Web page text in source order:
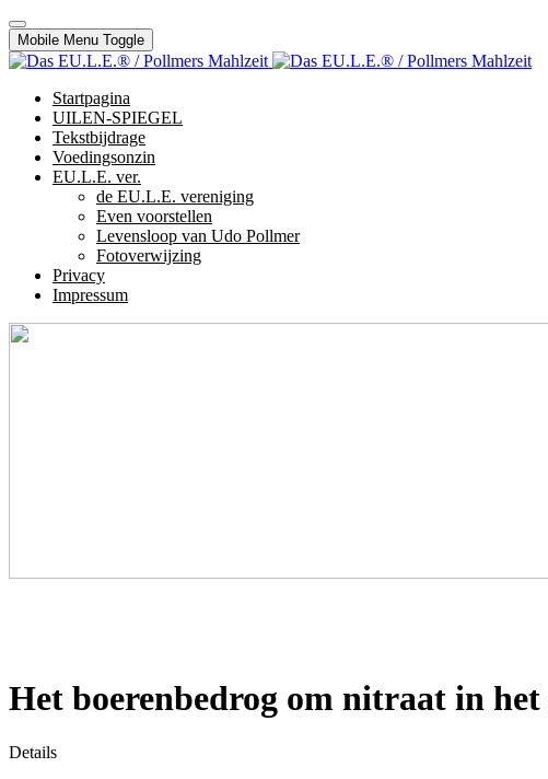
Mobile Menu Toggle
Startpagina
UILEN-SPIEGEL
Tekstbijdrage
Voedingsonzin
EU.L.E. ver.
de EU.L.E. vereniging
Even voorstellen
Levensloop van Udo Pollmer
Fotoverwijzing
Privacy
Impressum
Het boerenbedrog om nitraat in
Details